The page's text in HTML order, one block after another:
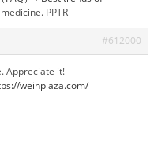
PPTR
#612000
Appreciate it!
weinplaza.com/